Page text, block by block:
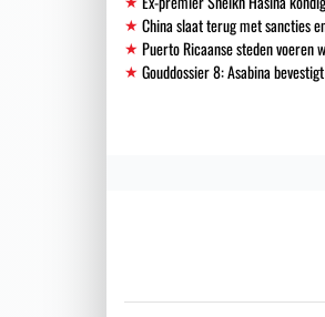
China slaat terug met sancties
Puerto Ricaanse steden
Gouddossier 8: Asabina